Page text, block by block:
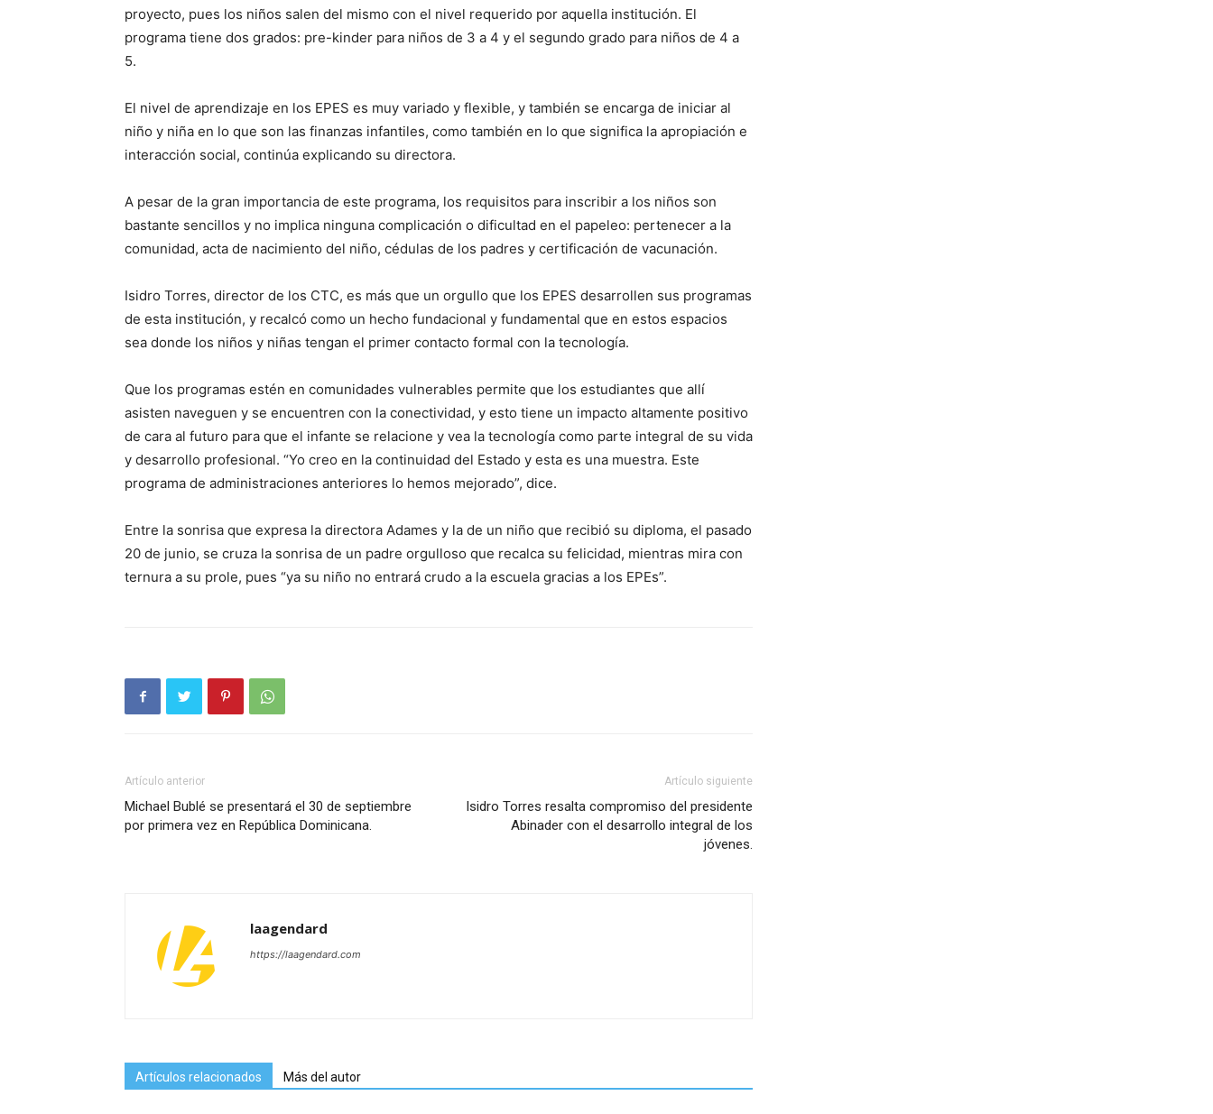
proyecto, pues los niños salen del mismo con el nivel requerido por aquella institución. El
programa tiene dos grados: pre-kinder para niños de 3 a 4 y el segundo grado para niños de 4 a
5.
El nivel de aprendizaje en los EPES es muy variado y flexible, y también se encarga de iniciar al
niño y niña en lo que son las finanzas infantiles, como también en lo que significa la apropiación e
interacción social, continúa explicando su directora.
A pesar de la gran importancia de este programa, los requisitos para inscribir a los niños son
bastante sencillos y no implica ninguna complicación o dificultad en el papeleo: pertenecer a la
comunidad, acta de nacimiento del niño, cédulas de los padres y certificación de vacunación.
Isidro Torres, director de los CTC, es más que un orgullo que los EPES desarrollen sus programas
de esta institución, y recalcó como un hecho fundacional y fundamental que en estos espacios
sea donde los niños y niñas tengan el primer contacto formal con la tecnología.
Que los programas estén en comunidades vulnerables permite que los estudiantes que allí
asisten naveguen y se encuentren con la conectividad, y esto tiene un impacto altamente positivo
de cara al futuro para que el infante se relacione y vea la tecnología como parte integral de su vida
y desarrollo profesional. “Yo creo en la continuidad del Estado y esta es una muestra. Este
programa de administraciones anteriores lo hemos mejorado”, dice.
Entre la sonrisa que expresa la directora Adames y la de un niño que recibió su diploma, el pasado
20 de junio, se cruza la sonrisa de un padre orgulloso que recalca su felicidad, mientras mira con
ternura a su prole, pues “ya su niño no entrará crudo a la escuela gracias a los EPEs”.
Artículo anterior
Michael Bublé se presentará el 30 de septiembre
por primera vez en República Dominicana.
Artículo siguiente
Isidro Torres resalta compromiso del presidente
Abinader con el desarrollo integral de los
jóvenes.
laagendard
https://laagendard.com
Artículos relacionados Más del autor